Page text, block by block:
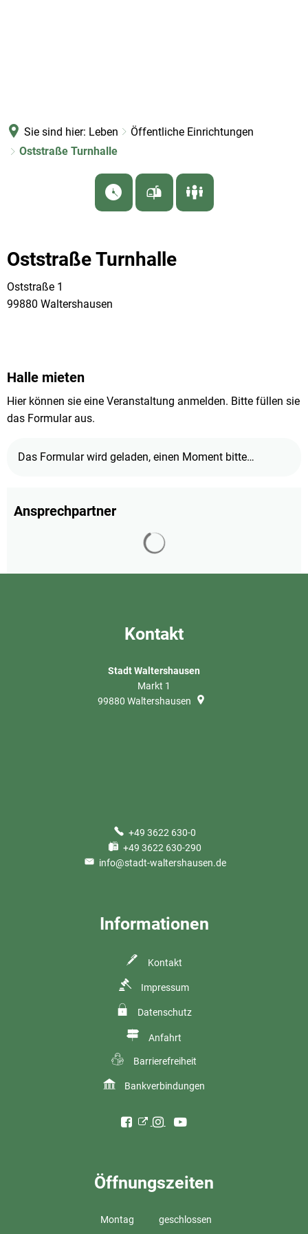
Sie sind hier: Leben
Öffentliche Einrichtungen
Oststraße Turnhalle
Oststraße Turnhalle
Oststraße 1
99880 Waltershausen
Halle mieten
Hier können sie eine Veranstaltung anmelden. Bitte füllen sie
das Formular aus.
Das Formular wird geladen, einen Moment bitte…
Ansprechpartner
Kontakt
Stadt Waltershausen
Markt 1
99880 Waltershausen
+49 3622 630-0
+49 3622 630-290
info@stadt-waltershausen.de
Informationen
Kontakt
Impressum
Datenschutz
Anfahrt
Barrierefreiheit
Bankverbindungen
Öffnungszeiten
Montag
geschlossen